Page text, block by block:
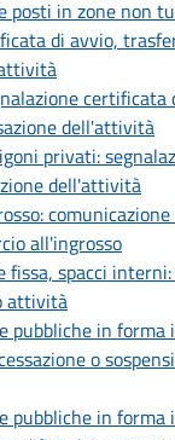
posti in zone non
di avvio,
certificata
dell'attività
privati:
dell'attività
all'ingrosso
fissa, spacci
attività
pubbliche in
o
pubbliche in